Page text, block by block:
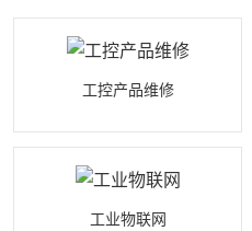
工控产品维修
工业物联网